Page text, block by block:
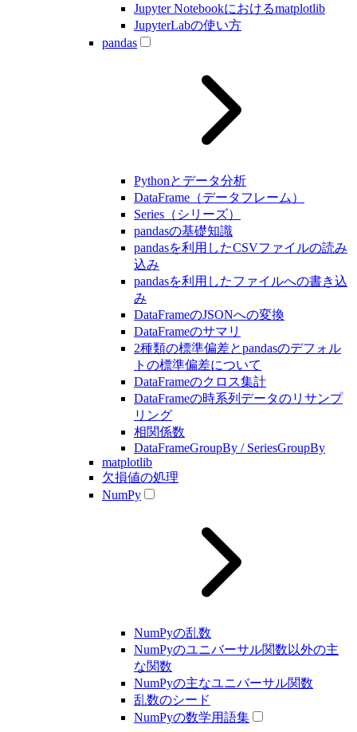
Jupyter Notebookにおけるmatplotlib
JupyterLabの使い方
pandas
Pythonとデータ分析
DataFrame（データフレーム）
Series（シリーズ）
pandasの基礎知識
pandasを利用したCSVファイルの読み
込み
pandasを利用したファイルへの書き込
み
DataFrameのJSONへの変換
DataFrameのサマリ
2種類の標準偏差とpandasのデフォル
トの標準偏差について
DataFrameのクロス集計
DataFrameの時系列データのリサンプ
リング
相関係数
DataFrameGroupBy / SeriesGroupBy
matplotlib
欠損値の処理
NumPy
NumPyの乱数
NumPyのユニバーサル関数以外の主
な関数
NumPyの主なユニバーサル関数
乱数のシード
NumPyの数学用語集